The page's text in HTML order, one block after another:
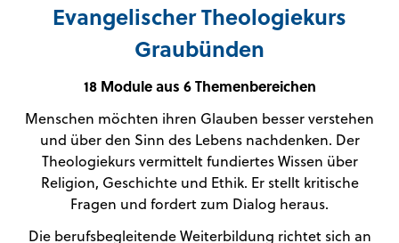
Evangelischer Theologiekurs
Graubünden
18 Module aus 6 Themenbereichen
Menschen möchten ihren Glauben besser verstehen
und über den Sinn des Lebens nachdenken. Der
Theologiekurs vermittelt fundiertes Wissen über
Religion, Geschichte und Ethik. Er stellt kritische
Fragen und fordert zum Dialog heraus.
Die berufsbegleitende Weiterbildung richtet sich an